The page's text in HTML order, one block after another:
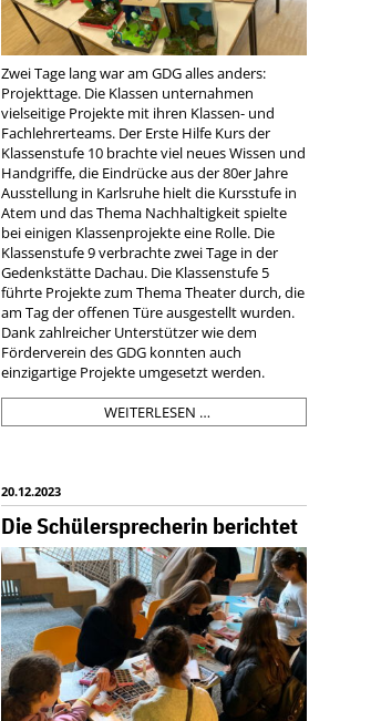
Zwei Tage lang war am GDG alles anders:
Projekttage. Die Klassen unternahmen
vielseitige Projekte mit ihren Klassen- und
Fachlehrerteams. Der Erste Hilfe Kurs der
Klassenstufe 10 brachte viel neues Wissen und
Handgriffe, die Eindrücke aus der 80er Jahre
Ausstellung in Karlsruhe hielt die Kursstufe in
Atem und das Thema Nachhaltigkeit spielte
bei einigen Klassenprojekte eine Rolle. Die
Klassenstufe 9 verbrachte zwei Tage in der
Gedenkstätte Dachau. Die Klassenstufe 5
führte Projekte zum Thema Theater durch, die
am Tag der offenen Türe ausgestellt wurden.
Dank zahlreicher Unterstützer wie dem
Förderverein des GDG konnten auch
einzigartige Projekte umgesetzt werden.
WEITERLESEN …PROJEKTTAGE
-
20.12.2023
Die Schülersprecherin berichtet